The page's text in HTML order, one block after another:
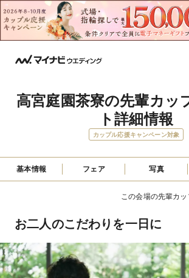
高宮庭園茶寮の先輩カッ
ト詳細情報
カップル応援キャンペーン対象
基本情報 フェア 写真
この会場の先輩カ
お二人のこだわりを一日に